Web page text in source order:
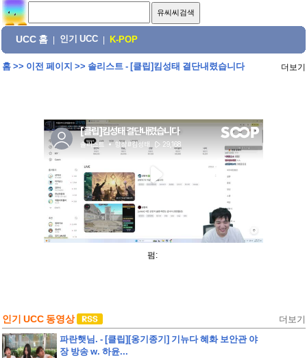
UCC 홈 인기 UCC K-POP
홈>> 이전 페이지 >> 솔리스트 - [클립]킴성태 결단내렸습니다 더보기
펌:
인기 UCC 동영상 더보기
파란햇님. - [클립][옹기종기] 기뉴다 혜화 보안관 야
장 방송 w. 하윤...